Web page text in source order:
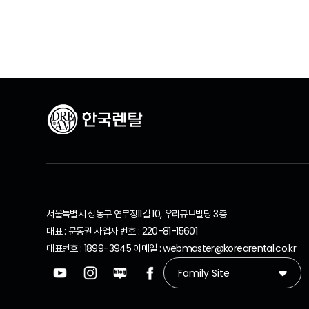
서울특별시 성동구 연무장11길 10, 우리큐브빌딩 3층
대표 : 문동권 사업자 번호 : 220-81-15601
대표번호 : 1899-3945 이메일 : webmaster@korearental.co.kr